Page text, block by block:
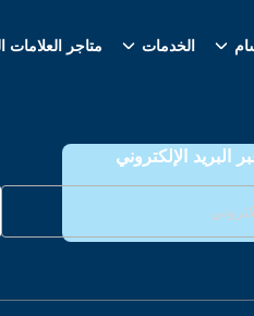
الخدمات متاجر العلامات
الإلكتروني